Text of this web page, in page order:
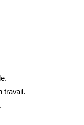
travail.